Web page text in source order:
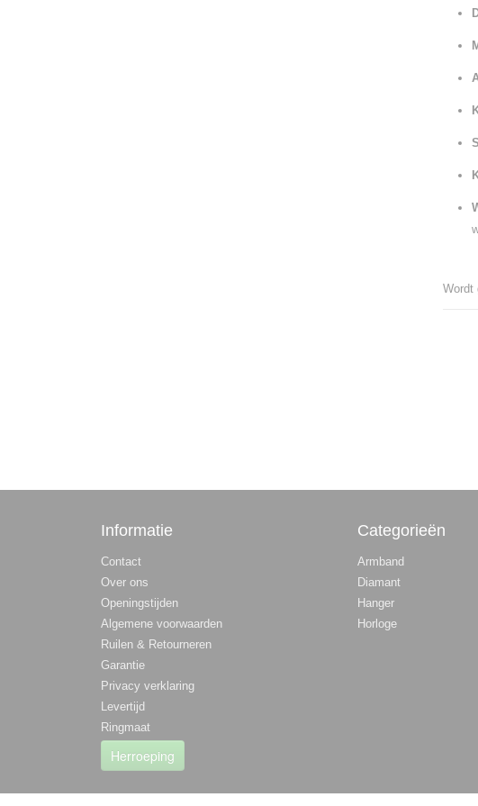
Wordt
Informatie
Contact
Over ons
Openingstijden
Algemene voorwaarden
Ruilen & Retourneren
Garantie
Privacy verklaring
Levertijd
Ringmaat
Herroeping
Categorieën
Armband
Diamant
Hanger
Horloge